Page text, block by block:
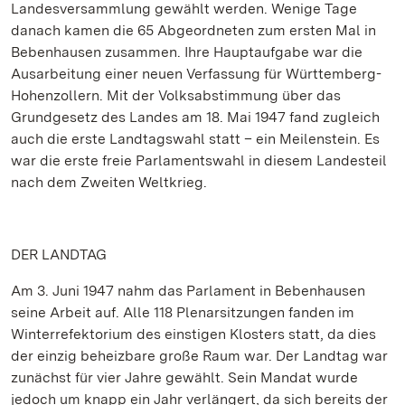
Landesversammlung gewählt werden. Wenige Tage
danach kamen die 65 Abgeordneten zum ersten Mal in
Bebenhausen zusammen. Ihre Hauptaufgabe war die
Ausarbeitung einer neuen Verfassung für Württemberg-
Hohenzollern. Mit der Volksabstimmung über das
Grundgesetz des Landes am 18. Mai 1947 fand zugleich
auch die erste Landtagswahl statt – ein Meilenstein. Es
war die erste freie Parlamentswahl in diesem Landesteil
nach dem Zweiten Weltkrieg.
DER LANDTAG
Am 3. Juni 1947 nahm das Parlament in Bebenhausen
seine Arbeit auf. Alle 118 Plenarsitzungen fanden im
Winterrefektorium des einstigen Klosters statt, da dies
der einzig beheizbare große Raum war. Der Landtag war
zunächst für vier Jahre gewählt. Sein Mandat wurde
jedoch um knapp ein Jahr verlängert, da sich bereits der